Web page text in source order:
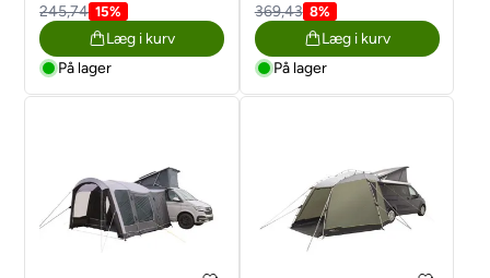
245,74 15%
Læg i kurv
På lager
369,43 8%
Læg i kurv
På lager